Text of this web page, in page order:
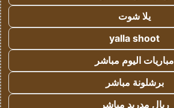
يلا شوت
yalla shoot
مباريات اليوم مباشر
برشلونة مباشر
ريال مدريد مباشر